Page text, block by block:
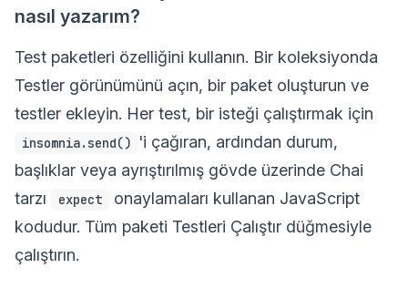
nasıl yazarım?
Test paketleri özelliğini kullanın. Bir koleksiyonda
Testler görünümünü açın, bir paket oluşturun ve
testler ekleyin. Her test, bir isteği çalıştırmak için
insomnia.send()
'i çağıran, ardından durum,
başlıklar veya ayrıştırılmış gövde üzerinde Chai
tarzı
expect
onaylamaları kullanan JavaScript
kodudur. Tüm paketi Testleri Çalıştır düğmesiyle
çalıştırın.